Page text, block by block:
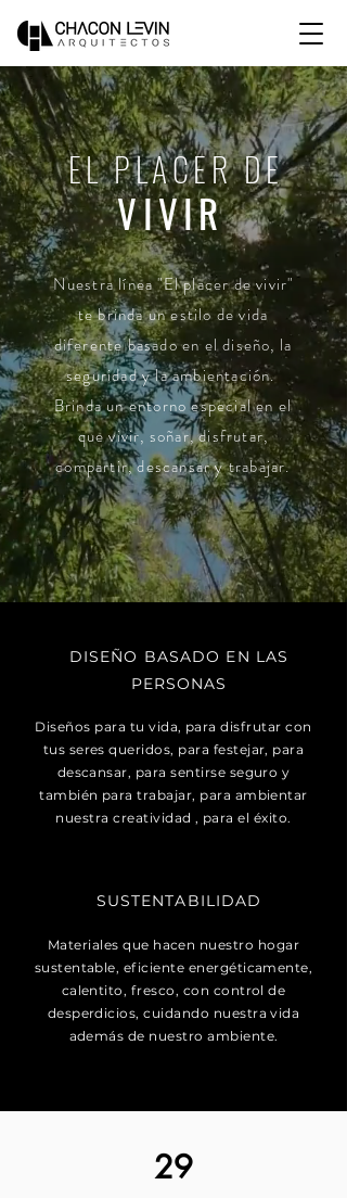
EL PLACER DE
VIVIR
Nuestra línea "El placer de vivir"
te brinda un estilo de vida
diferente basado en el diseño, la
seguridad y la ambientación.
Brinda un entorno especial en el
que vivir, soñar, disfrutar,
compartir, descansar y trabajar.
DISEÑO BASADO EN LAS
PERSONAS
Diseños para tu vida, para disfrutar con
tus seres queridos, para festejar, para
descansar, para sentirse seguro y
también para trabajar, para ambientar
nuestra creatividad , para el éxito.
SUSTENTABILIDAD
Materiales que hacen nuestro hogar
sustentable, eficiente energéticamente,
calentito, fresco, con control de
desperdicios, cuidando nuestra vida
además de nuestro ambiente.
29